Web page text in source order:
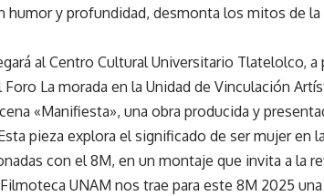
humor y profundidad, desmonta los mitos de
al Centro Cultural Universitario Tlatelolco, a
La morada en la Unidad de Vinculación
«Manifiesta», una obra producida y
pieza explora el significado de ser mujer en
con el 8M, en un montaje que invita a la
UNAM nos trae para este 8M 2025